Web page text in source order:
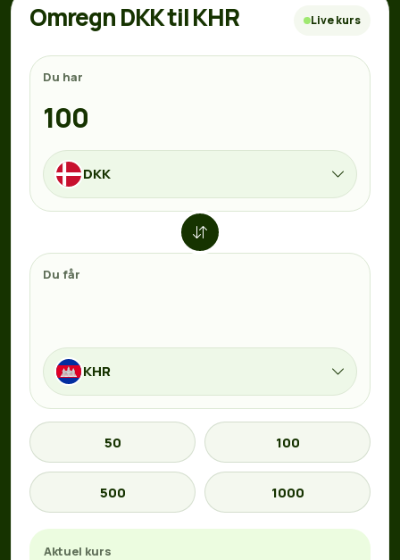
Omregn DKK til KHR Live kurs
Du har
DKK
Du får
KHR
50 100
500 1000
Aktuel kurs